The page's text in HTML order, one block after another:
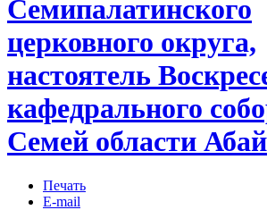
Семипалатинского
церковного округа,
настоятель
кафедрального
Семей области Абай
Печать
E-mail